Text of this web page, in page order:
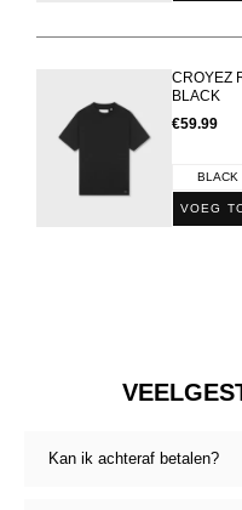
CROYEZ
BLACK
€59.99
VOEG
Kan ik achteraf betalen?